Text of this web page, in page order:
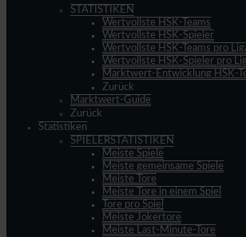
STATISTIKEN
Wertvollste HSK-Teams
Wertvollste HSK-Spieler
Wertvollste HSK-Teams pro
Wertvollste HSK-Spieler pro
Marktwert-Entwicklung HSK-
Zurück
Marktwert-Guide
Zurück
Statistiken
SPIELERSTATISTIKEN
Meiste Spiele
Meiste gemeinsame Spiele
Meiste Tore
Meiste Tore in einem Spiel
Tore pro Spiel
Meiste Jokertore
Meiste Last-Minute-Tore